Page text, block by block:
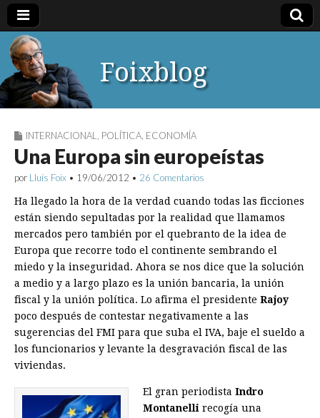
Foixblog
INTERNACIONAL POLÍTICA ECONOMÍA
Una Europa sin europeístas
por Lluís Foix • 19/06/2012 • 26 Comentarios
Ha llegado la hora de la verdad cuando todas las ficciones
están siendo sepultadas por la realidad que llamamos
mercados pero también por el quebranto de la idea de
Europa que recorre todo el continente sembrando el
miedo y la inseguridad. Ahora se nos dice que la solución
a medio y a largo plazo es la unión bancaria, la unión
fiscal y la unión política. Lo afirma el presidente Rajoy
poco después de contestar negativamente a las
sugerencias del FMI para que suba el IVA, baje el sueldo a
los funcionarios y levante la desgravación fiscal de las
viviendas.
El gran periodista Indro
Montanelli recogía una